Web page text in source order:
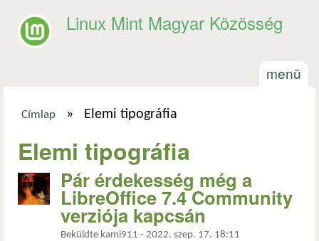
Linux Mint Magyar Közösség
menü
Címlap » Elemi tipográfia
Elemi tipográfia
Pár érdekesség még a
LibreOffice 7.4 Community
verziója kapcsán
Beküldte kami911 - 2022. szep. 17. 18:11